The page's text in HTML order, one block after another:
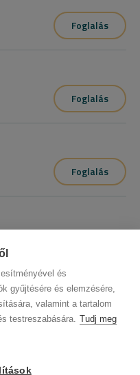
és
gyűjtésére és elemzésére,
valamint a tartalom
testreszabására. Tudj meg
Foglalás
Foglalás
Foglalás
jog fenntartva.